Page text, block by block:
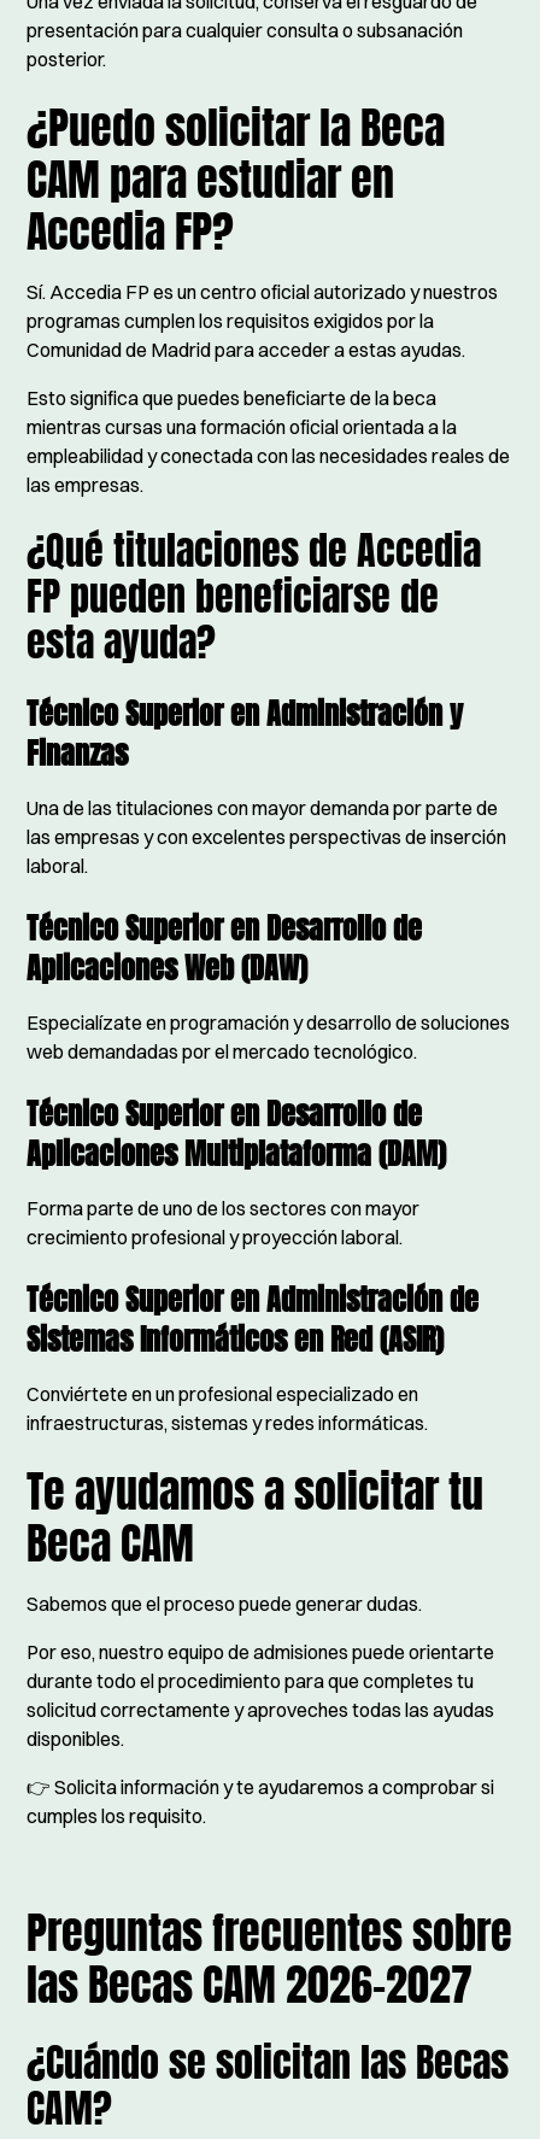
presentación para cualquier consulta o subsanación
posterior.
¿Puedo solicitar la Beca
CAM para estudiar en
Accedia FP?
Sí. Accedia FP es un centro oficial autorizado y nuestros
programas cumplen los requisitos exigidos por la
Comunidad de Madrid para acceder a estas ayudas.
Esto significa que puedes beneficiarte de la beca
mientras cursas una formación oficial orientada a la
empleabilidad y conectada con las necesidades reales de
las empresas.
¿Qué titulaciones de Accedia
FP pueden beneficiarse de
esta ayuda?
Técnico Superior en Administración y
Finanzas
Una de las titulaciones con mayor demanda por parte de
las empresas y con excelentes perspectivas de inserción
laboral.
Técnico Superior en Desarrollo de
Aplicaciones Web (DAW)
Especialízate en programación y desarrollo de soluciones
web demandadas por el mercado tecnológico.
Técnico Superior en Desarrollo de
Aplicaciones Multiplataforma (DAM)
Forma parte de uno de los sectores con mayor
crecimiento profesional y proyección laboral.
Técnico Superior en Administración de
Sistemas Informáticos en Red (ASIR)
Conviértete en un profesional especializado en
infraestructuras, sistemas y redes informáticas.
Te ayudamos a solicitar tu
Beca CAM
Sabemos que el proceso puede generar dudas.
Por eso, nuestro equipo de admisiones puede orientarte
durante todo el procedimiento para que completes tu
solicitud correctamente y aproveches todas las ayudas
disponibles.
👉 Solicita información y te ayudaremos a comprobar si
cumples los requisito.
Preguntas frecuentes sobre
las Becas CAM 2026-2027
¿Cuándo se solicitan las Becas
CAM?